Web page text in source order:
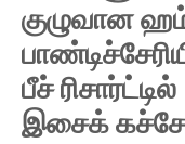
குழுவான
பீச்
இசைக்